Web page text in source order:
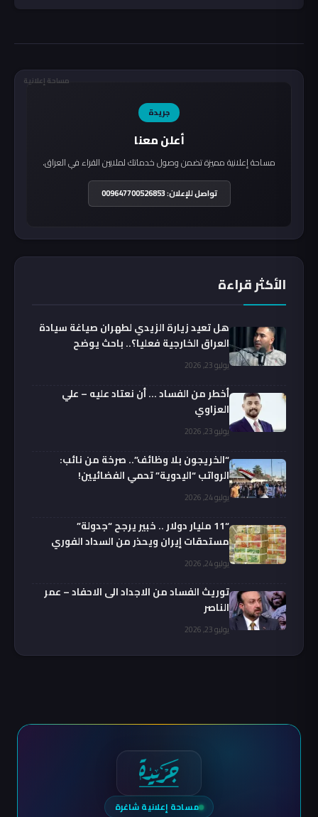
مساحة إعلانية
جريدة
أعلن معنا
مساحة إعلانية مميزة تضمن وصول خدماتك لملايين القراء في العراق.
تواصل للإعلان: 009647700526853
الأكثر قراءة
هل تعيد زيارة الزيدي لطهران صياغة سيادة
العراق الخارجية فعليا؟.. باحث يوضح
يوليو 23, 2026
أخطر من الفساد … أن نعتاد عليه – علي
العزاوي
يوليو 23, 2026
“الخريجون بلا وظائف”.. صرخة من نائب:
الرواتب “اليدوية” تحمي الفضائيين!
يوليو 24, 2026
“11 مليار دولار .. خبير يرجح “جدولة”
مستحقات إيران ويحذر من السداد الفوري
يوليو 24, 2026
توريث الفساد من الاجداد الى الاحفاد – عمر
الناصر
يوليو 23, 2026
مساحة إعلانية شاغرة